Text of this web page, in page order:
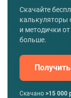
Скачайте
калькуляторы
и методички
больше.
Получить
Скачано >15 000